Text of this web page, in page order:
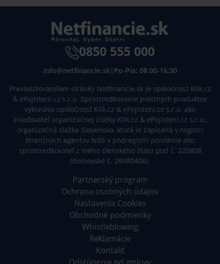
0850 555 000
info@netfinancie.sk | Po-Pia: 08:00-16:30
Prevádzkovateľom stránky Netfinancie.sk je spoločnosť Klik.cz
& ePojisteni.cz s.r.o. Sprostredkovanie poistných produktov
vykonáva spoločnosť Klik.cz & ePojisteni.cz s.r.o. ako
zriaďovateľ organizačnej zložky Klik.cz & ePojisteni.cz s.r.o.,
organizačná zložka Slovensko, ktorá je zapísaná v registri
finančných agentov NBS v podregistri poistenia ako
sprostredkovateľ z iného členského štátu pod č. 220808
(domovské č. 28480406).
Partnerský program
Ochrana osobných údajov
Nastavenia Cookies
Obchodné podmienky
Whistleblowing
Reklamácie
Kontakt
Odstúpenie od zmluvy